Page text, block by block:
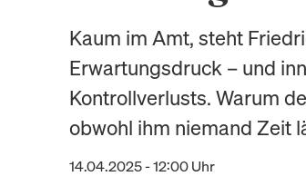
Kaum im Amt, steht
Erwartungsdruck – und
Kontrollverlusts. Warum
obwohl ihm niemand Zeit
14.04.2025 - 12:00 Uhr